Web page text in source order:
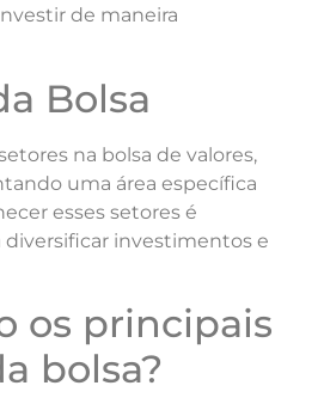
de maneira
Bolsa
na bolsa de valores,
uma área específica
esses setores é
investimentos e
os principais
bolsa?